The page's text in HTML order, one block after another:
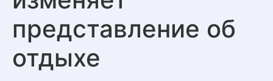
представление об
отдыхе